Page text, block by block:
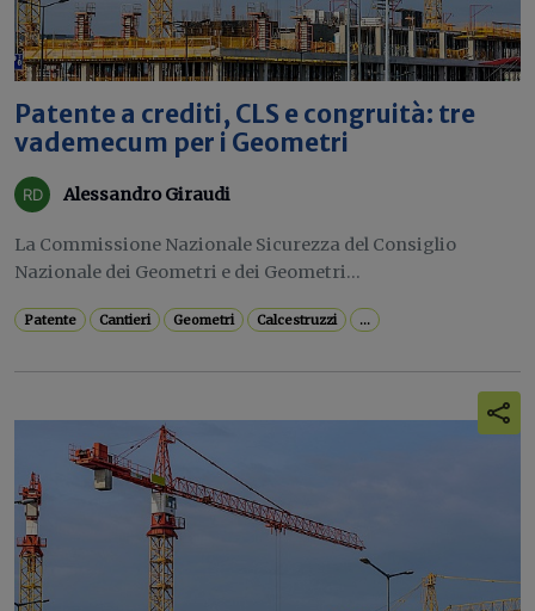
Patente a crediti, CLS e congruità: tre
vademecum per i Geometri
Alessandro Giraudi
La Commissione Nazionale Sicurezza del Consiglio
Nazionale dei Geometri e dei Geometri...
Patente Cantieri Geometri Calcestruzzi ...